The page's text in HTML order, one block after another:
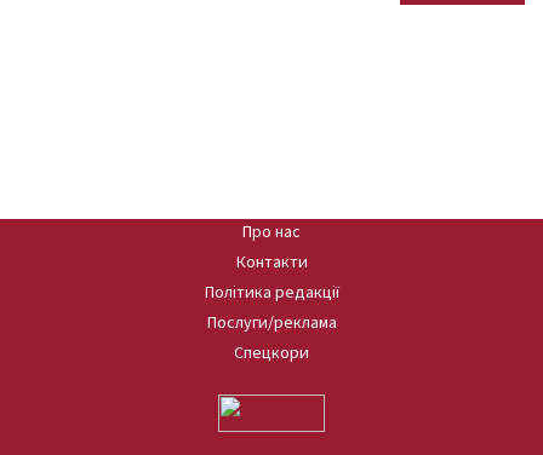
Про нас
Контакти
Політика редакції
Послуги/реклама
Спецкори